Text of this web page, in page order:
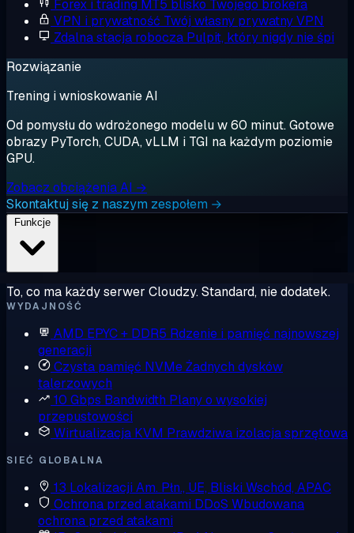
Forex i trading MT5 blisko Twojego brokera
VPN i prywatność Twój własny prywatny VPN
Zdalna stacja robocza Pulpit, który nigdy nie śpi
Rozwiązanie
Trening i wnioskowanie AI
Od pomysłu do wdrożonego modelu w 60 minut. Gotowe
obrazy PyTorch, CUDA, vLLM i TGI na każdym poziomie
GPU.
Zobacz obciążenia AI →
Skontaktuj się z naszym zespołem →
To, co ma każdy serwer Cloudzy. Standard, nie dodatek.
WYDAJNOŚĆ
AMD EPYC + DDR5 Rdzenie i pamięć najnowszej
generacji
Czysta pamięć NVMeŻadnych dysków
talerzowych
10 Gbps Bandwidth Plany o wysokiej
przepustowości
Wirtualizacja KVM Prawdziwa izolacja sprzętowa
SIEĆ GLOBALNA
13 Lokalizacji Am. Płn., UE, Bliski Wschód, APAC
Ochrona przed atakami DDoS Wbudowana
ochrona przed atakami